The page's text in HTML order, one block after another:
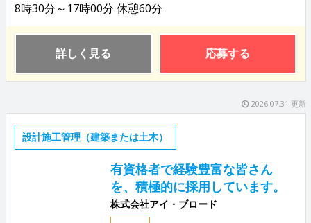
8時30分～17時00分 休憩60分
詳しく見る 応募する
2026.07.31 更新
設計施工管理（建築または土木）
有資格者で経験豊富な皆さん
を、積極的に採用しています。
株式会社アイ・ブロード